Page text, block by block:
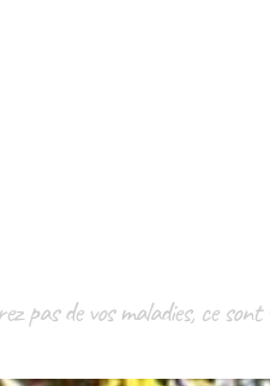
pas de vos maladies, ce